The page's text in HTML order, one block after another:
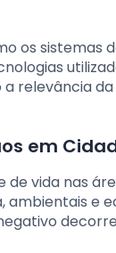
os sistemas
relevância
em
vida nas
ambientais e